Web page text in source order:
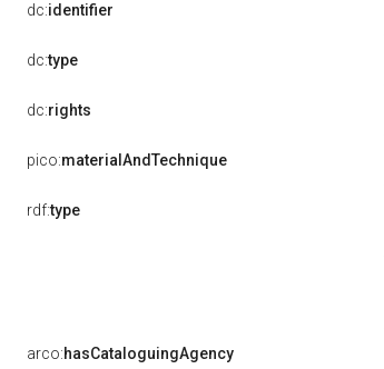
dc:identifier
dc:type
dc:rights
pico:materialAndTechnique
rdf:type
arco:hasCataloguingAgency